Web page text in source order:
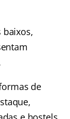
baixos,
de